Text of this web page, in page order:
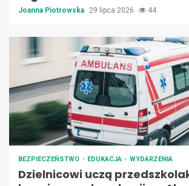
Joanna Piotrowska 29 lipca 2026 44
BEZPIECZEŃSTWO EDUKACJA WYDARZENIA
Dzielnicowi uczą